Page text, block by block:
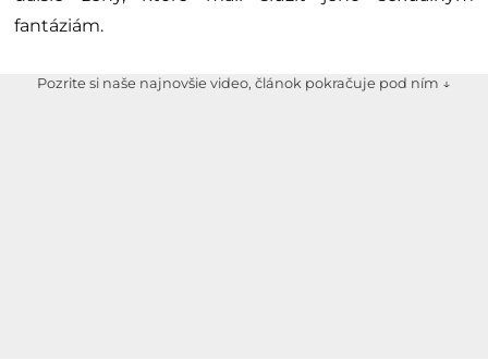
fantáziám.
Pozrite si naše najnovšie video, článok pokračuje pod ním ↓